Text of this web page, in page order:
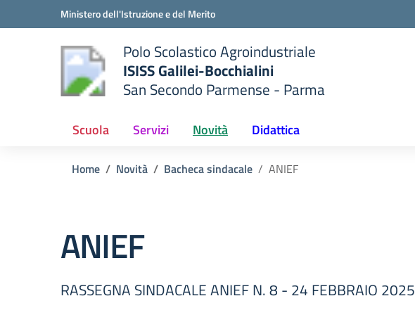
Vai ai contenuti
Vai al menu di navigazioneMinistero dell'Istruzione e del Merito
scuola
Polo Scolastico Agroindustriale
ISISS Galilei-Bocchialini
San Secondo Parmense - Parma
Scuola Servizi Novità Didattica
Home Novità Bacheca sindacale ANIEF
ANIEF
RASSEGNA SINDACALE ANIEF N. 8 - 24 FEBBRAIO 2025